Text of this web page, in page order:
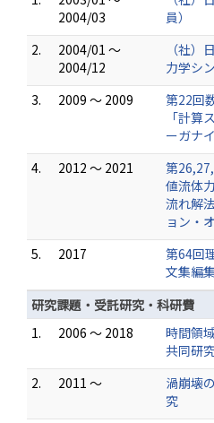
2004/03
員）
2.
2004/01 ～
2004/12
（社）
力学シ
3.
2009 ～ 2009
第22回
「計算
ーガナ
4.
2012 ～ 2021
第
値流体
流れ解
ョン・
5.
2017
第64回
文集編
研究課題・受託研究・科研費
1.
2006 ～ 2018
時間領
共同研
2.
2011 ～
渦崩壊
究